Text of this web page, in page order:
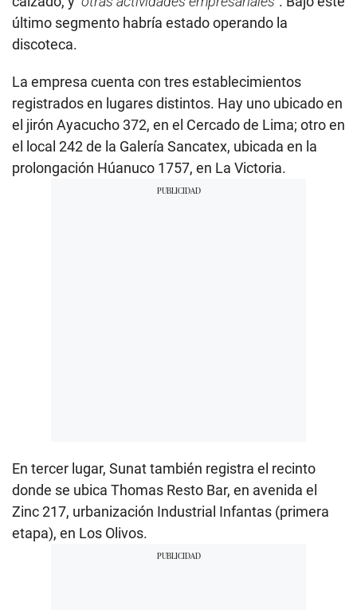
último segmento habría estado operando la
discoteca.
La empresa cuenta con tres establecimientos
registrados en lugares distintos. Hay uno ubicado en
el jirón Ayacucho 372, en el Cercado de Lima; otro en
el local 242 de la Galería Sancatex, ubicada en la
prolongación Húanuco 1757, en La Victoria.
En tercer lugar, Sunat también registra el recinto
donde se ubica Thomas Resto Bar, en avenida el
Zinc 217, urbanización Industrial Infantas (primera
etapa), en Los Olivos.